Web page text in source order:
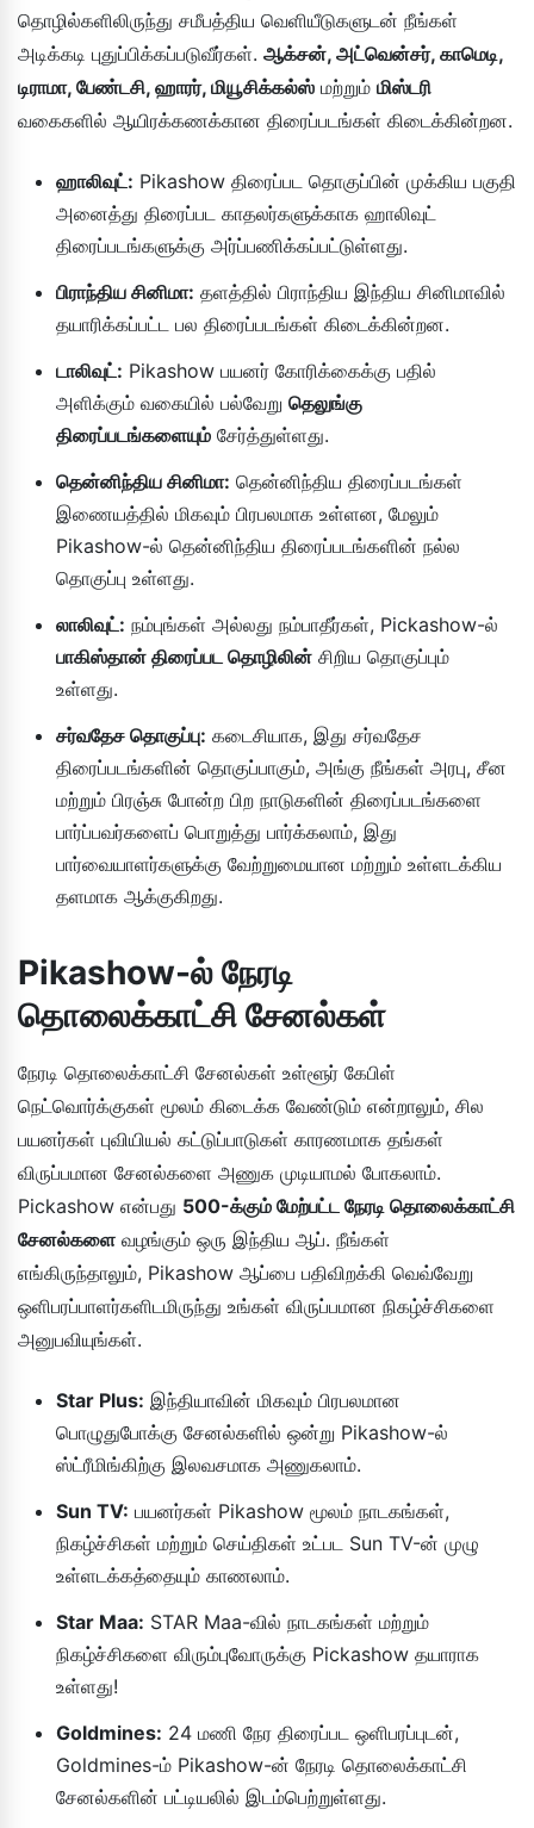
தொழில்களிலிருந்து சமீபத்திய வெளியீடுகளுடன் நீங்கள்
அடிக்கடி புதுப்பிக்கப்படுவீர்கள். ஆக்சன், அட்வென்சர், காமெடி,
டிராமா, பேண்டசி, ஹாரர், மியூசிக்கல்ஸ் மற்றும் மிஸ்டரி
வகைகளில் ஆயிரக்கணக்கான திரைப்படங்கள் கிடைக்கின்றன.
ஹாலிவுட்: Pikashow திரைப்பட தொகுப்பின் முக்கிய பகுதி
அனைத்து திரைப்பட காதலர்களுக்காக ஹாலிவுட்
திரைப்படங்களுக்கு அர்ப்பணிக்கப்பட்டுள்ளது.
பிராந்திய சினிமா: தளத்தில் பிராந்திய இந்திய சினிமாவில்
தயாரிக்கப்பட்ட பல திரைப்படங்கள் கிடைக்கின்றன.
டாலிவுட்: Pikashow பயனர் கோரிக்கைக்கு பதில்
அளிக்கும் வகையில் பல்வேறு தெலுங்கு
திரைப்படங்களையும் சேர்த்துள்ளது.
தென்னிந்திய சினிமா: தென்னிந்திய திரைப்படங்கள்
இணையத்தில் மிகவும் பிரபலமாக உள்ளன, மேலும்
Pikashow-ல் தென்னிந்திய திரைப்படங்களின் நல்ல
தொகுப்பு உள்ளது.
லாலிவுட்: நம்புங்கள் அல்லது நம்பாதீர்கள், Pickashow-ல்
பாகிஸ்தான் திரைப்பட தொழிலின் சிறிய தொகுப்பும்
உள்ளது.
சர்வதேச தொகுப்பு: கடைசியாக, இது சர்வதேச
திரைப்படங்களின் தொகுப்பாகும், அங்கு நீங்கள் அரபு, சீன
மற்றும் பிரஞ்சு போன்ற பிற நாடுகளின் திரைப்படங்களை
பார்ப்பவர்களைப் பொறுத்து பார்க்கலாம், இது
பார்வையாளர்களுக்கு வேற்றுமையான மற்றும் உள்ளடக்கிய
தளமாக ஆக்குகிறது.
Pikashow-ல் நேரடி
தொலைக்காட்சி சேனல்கள்
நேரடி தொலைக்காட்சி சேனல்கள் உள்ளூர் கேபிள்
நெட்வொர்க்குகள் மூலம் கிடைக்க வேண்டும் என்றாலும், சில
பயனர்கள் புவியியல் கட்டுப்பாடுகள் காரணமாக தங்கள்
விருப்பமான சேனல்களை அணுக முடியாமல் போகலாம்.
Pickashow என்பது 500-க்கும் மேற்பட்ட நேரடி தொலைக்காட்சி
சேனல்களை வழங்கும் ஒரு இந்திய ஆப். நீங்கள்
எங்கிருந்தாலும், Pikashow ஆப்பை பதிவிறக்கி வெவ்வேறு
ஒளிபரப்பாளர்களிடமிருந்து உங்கள் விருப்பமான நிகழ்ச்சிகளை
அனுபவியுங்கள்.
Star Plus: இந்தியாவின் மிகவும் பிரபலமான
பொழுதுபோக்கு சேனல்களில் ஒன்று Pikashow-ல்
ஸ்ட்ரீமிங்கிற்கு இலவசமாக அணுகலாம்.
Sun TV: பயனர்கள் Pikashow மூலம் நாடகங்கள்,
நிகழ்ச்சிகள் மற்றும் செய்திகள் உட்பட Sun TV-ன் முழு
உள்ளடக்கத்தையும் காணலாம்.
Star Maa: STAR Maa-வில் நாடகங்கள் மற்றும்
நிகழ்ச்சிகளை விரும்புவோருக்கு Pickashow தயாராக
உள்ளது!
Goldmines: 24 மணி நேர திரைப்பட ஒளிபரப்புடன்,
Goldmines-ம் Pikashow-ன் நேரடி தொலைக்காட்சி
சேனல்களின் பட்டியலில் இடம்பெற்றுள்ளது.